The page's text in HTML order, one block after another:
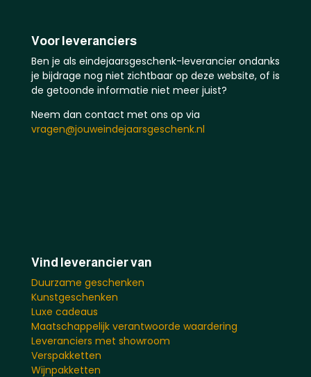
Voor leveranciers
Ben je als eindejaarsgeschenk-leverancier ondanks
je bijdrage nog niet zichtbaar op deze website, of is
de getoonde informatie niet meer juist?
Neem dan contact met ons op via
vragen@jouweindejaarsgeschenk.nl
Vind leverancier van
Duurzame geschenken
Kunstgeschenken
Luxe cadeaus
Maatschappelijk verantwoorde waardering
Leveranciers met showroom
Verspakketten
Wijnpakketten